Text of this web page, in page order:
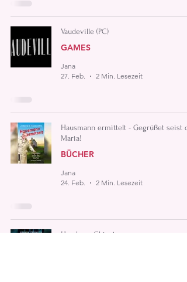
Vaudeville (PC)
GAMES
Jana
27. Feb.
2 Min. Lesezeit
Hausmann ermittelt - Gegrüßet seist
Maria!
BÜCHER
Jana
24. Feb.
2 Min. Lesezeit
Hamburg Chinatown